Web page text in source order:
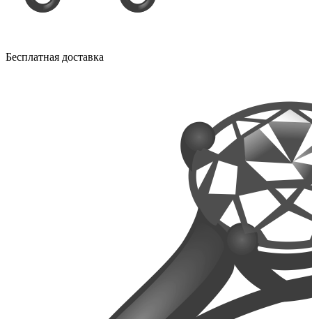
Бесплатная доставка